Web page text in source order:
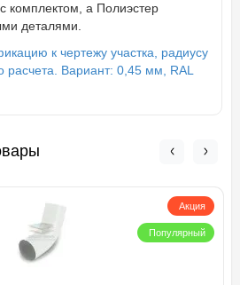
комплектом, а Полиэстер
деталями.
к чертежу участка, радиусу
расчета. Вариант: 0,45 мм, RAL
Акция
Популярный